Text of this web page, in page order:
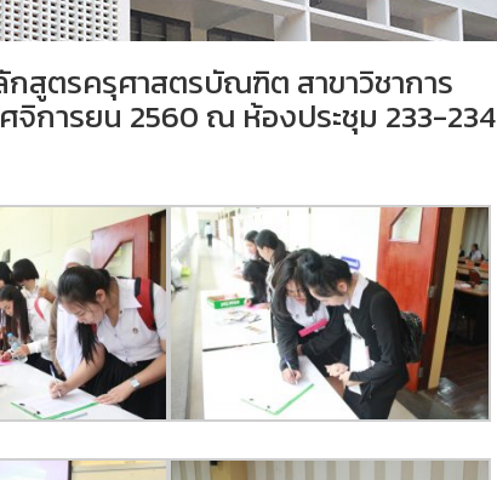
ตรครุศาสตรบัณฑิต สาขาวิชาการ
การยน 2560 ณ ห้องประชุม 233-234